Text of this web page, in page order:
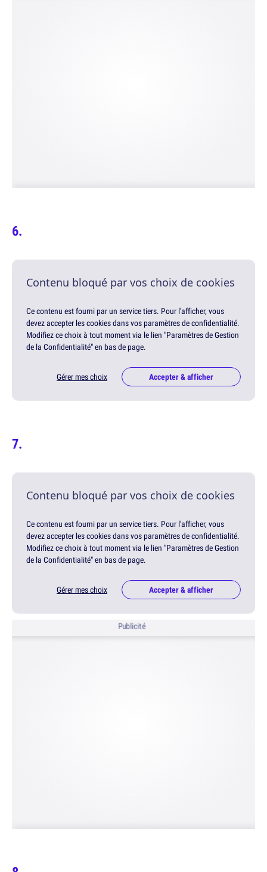
Contenu bloqué par vos choix de cookies
Ce contenu est fourni par un service tiers. Pour l'afficher, vous
devez accepter les cookies dans vos paramètres de confidentialité.
Modifiez ce choix à tout moment via le lien "Paramètres de Gestion
de la Confidentialité" en bas de page.
Gérer mes choix Accepter & afficher
Contenu bloqué par vos choix de cookies
Ce contenu est fourni par un service tiers. Pour l'afficher, vous
devez accepter les cookies dans vos paramètres de confidentialité.
Modifiez ce choix à tout moment via le lien "Paramètres de Gestion
de la Confidentialité" en bas de page.
Gérer mes choix Accepter & afficher
Publicité